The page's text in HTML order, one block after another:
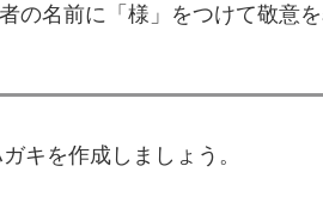
の名前に「様」をつけて敬意を
キを作成しましょう。